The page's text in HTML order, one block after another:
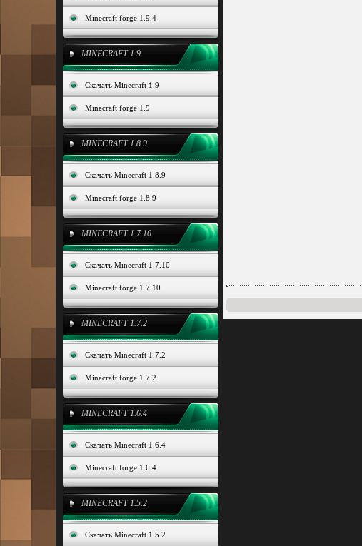
Minecraft forge 1.9.4
MINECRAFT 1.9
Скачать Minecraft 1.9
Minecraft forge 1.9
MINECRAFT 1.8.9
Скачать Minecraft 1.8.9
Minecraft forge 1.8.9
MINECRAFT 1.7.10
Скачать Minecraft 1.7.10
Minecraft forge 1.7.10
MINECRAFT 1.7.2
Скачать Minecraft 1.7.2
Minecraft forge 1.7.2
MINECRAFT 1.6.4
Скачать Minecraft 1.6.4
Minecraft forge 1.6.4
MINECRAFT 1.5.2
Скачать Minecraft 1.5.2